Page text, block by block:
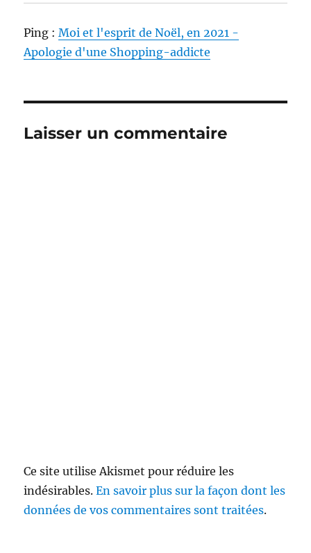
Ping :Moi et l'esprit de Noël, en 2021 -
Apologie d'une Shopping-addicte
Laisser un commentaire
Ce site utilise Akismet pour réduire les
indésirables.En savoir plus sur la façon dont les
données de vos commentaires sont traitées.